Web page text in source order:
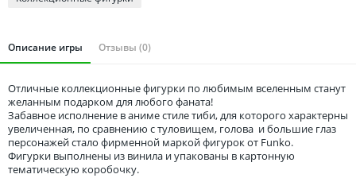
Описание игры Отзывы (0)
Отличные коллекционные фигурки по любимым вселенным станут
желанным подарком для любого фаната!
Забавное исполнение в аниме стиле тиби, для которого характерны
увеличенная, по сравнению с туловищем, голова и большие глаз
персонажей стало фирменной маркой фигурок от Funko.
Фигурки выполнены из винила и упакованы в картонную
тематическую коробочку.